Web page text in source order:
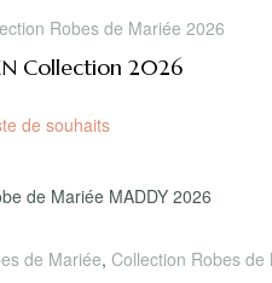
Robes de Mariée 2026
Collection 2026
de souhaits
de Mariée, Collection Robes de